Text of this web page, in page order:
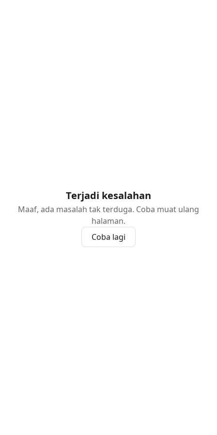
Terjadi kesalahan
Maaf, ada masalah tak terduga. Coba muat ulang
halaman.
Coba lagi